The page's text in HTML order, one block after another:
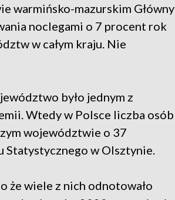
warmińsko-mazurskim Główny
noclegami o 7 procent rok
w całym kraju. Nie
było jednym z
Wtedy w Polsce liczba osób
województwie o 37
Statystycznego w Olsztynie.
że wiele z nich odnotowało